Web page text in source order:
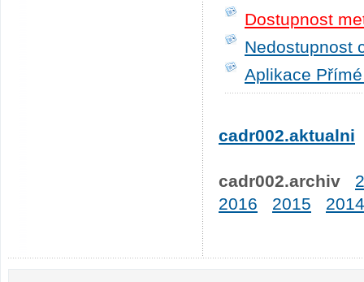
Dostupnost
Nedostupnost
Aplikace
cadr002.aktualni
cadr002.archiv
2016
2015 2014